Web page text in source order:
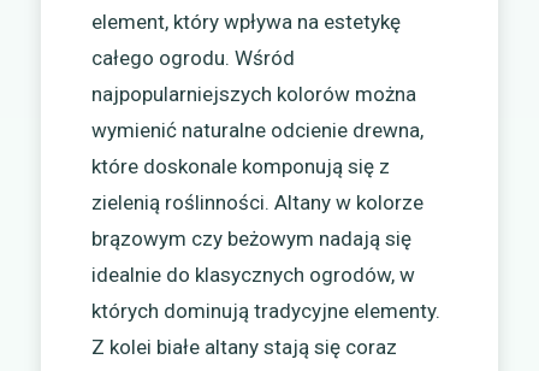
element, który wpływa na estetykę
całego ogrodu. Wśród
najpopularniejszych kolorów można
wymienić naturalne odcienie drewna,
które doskonale komponują się z
zielenią roślinności. Altany w kolorze
brązowym czy beżowym nadają się
idealnie do klasycznych ogrodów, w
których dominują tradycyjne elementy.
Z kolei białe altany stają się coraz